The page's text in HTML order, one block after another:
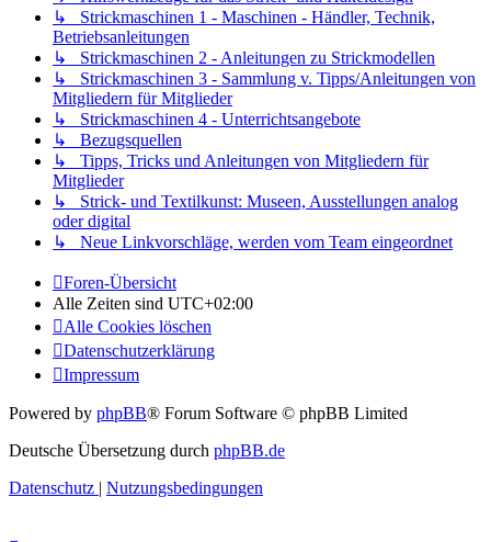
↳ Strickmaschinen 1 - Maschinen - Händler, Technik,
Betriebsanleitungen
↳ Strickmaschinen 2 - Anleitungen zu Strickmodellen
↳ Strickmaschinen 3 - Sammlung v. Tipps/Anleitungen von
Mitgliedern für Mitglieder
↳ Strickmaschinen 4 - Unterrichtsangebote
↳ Bezugsquellen
↳ Tipps, Tricks und Anleitungen von Mitgliedern für
Mitglieder
↳ Strick- und Textilkunst: Museen, Ausstellungen analog
oder digital
↳ Neue Linkvorschläge, werden vom Team eingeordnet
Foren-Übersicht
Alle Zeiten sind UTC+02:00
Alle Cookies löschen
Datenschutzerklärung
Impressum
Powered by phpBB® Forum Software © phpBB Limited
Deutsche Übersetzung durch phpBB.de
Datenschutz
Nutzungsbedingungen